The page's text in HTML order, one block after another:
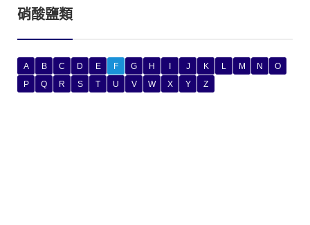
硝酸鹽類
A B C D E F G H J K L M N
O
P
Q R S T U V W X Y Z